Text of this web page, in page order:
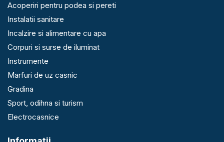
Acoperiri pentru podea si pereti
Instalatii sanitare
Incalzire si alimentare cu apa
Corpuri si surse de iluminat
Instrumente
Marfuri de uz casnic
Gradina
Sport, odihna si turism
Electrocasnice